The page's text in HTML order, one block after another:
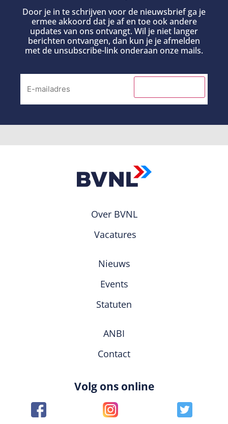
Door je in te schrijven voor de nieuwsbrief ga je
ermee akkoord dat je af en toe ook andere
updates van ons ontvangt. Wil je niet langer
berichten ontvangen, dan kun je je afmelden
met de unsubscribe-link onderaan onze mails.
Over BVNL
Vacatures
Nieuws
Events
Statuten
ANBI
Contact
Volg ons online